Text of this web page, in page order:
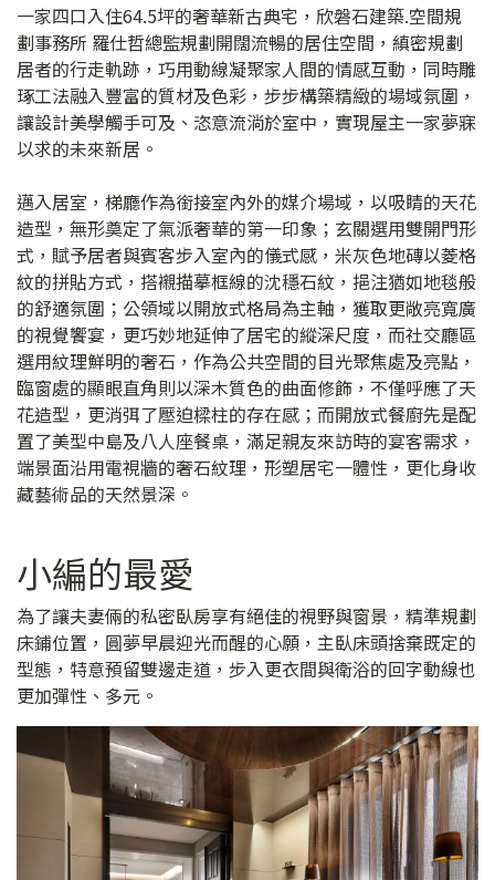
一家四口入住64.5坪的奢華新古典宅，欣磐石建築.空間規
劃事務所 羅仕哲總監規劃開闊流暢的居住空間，縝密規劃
居者的行走軌跡，巧用動線凝聚家人間的情感互動，同時雕
琢工法融入豐富的質材及色彩，步步構築精緻的場域氛圍，
讓設計美學觸手可及、恣意流淌於室中，實現屋主一家夢寐
以求的未來新居。
邁入居室，梯廳作為銜接室內外的媒介場域，以吸睛的天花
造型，無形奠定了氣派奢華的第一印象；玄關選用雙開門形
式，賦予居者與賓客步入室內的儀式感，米灰色地磚以菱格
紋的拼貼方式，搭襯描摹框線的沈穩石紋，挹注猶如地毯般
的舒適氛圍；公領域以開放式格局為主軸，獲取更敞亮寬廣
的視覺饗宴，更巧妙地延伸了居宅的縱深尺度，而社交廳區
選用紋理鮮明的奢石，作為公共空間的目光聚焦處及亮點，
臨窗處的顯眼直角則以深木質色的曲面修飾，不僅呼應了天
花造型，更消弭了壓迫樑柱的存在感；而開放式餐廚先是配
置了美型中島及八人座餐桌，滿足親友來訪時的宴客需求，
端景面沿用電視牆的奢石紋理，形塑居宅一體性，更化身收
藏藝術品的天然景深。
小編的最愛
為了讓夫妻倆的私密臥房享有絕佳的視野與窗景，精準規劃
床鋪位置，圓夢早晨迎光而醒的心願，主臥床頭捨棄既定的
型態，特意預留雙邊走道，步入更衣間與衛浴的回字動線也
更加彈性、多元。